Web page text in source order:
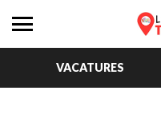
VACATURES